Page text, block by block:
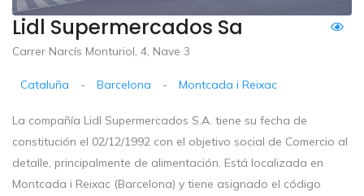
Lidl Supermercados Sa
Carrer Narcís Monturiol, 4, Nave 3
Cataluña - Barcelona - Montcada i Reixac
La compañía Lidl Supermercados S.A. tiene su fecha de
constitución el 02/12/1992 con el objetivo social de Comercio al
detalle, principalmente de alimentación. Está localizada en
Montcada i Reixac (Barcelona) y tiene asignado el código